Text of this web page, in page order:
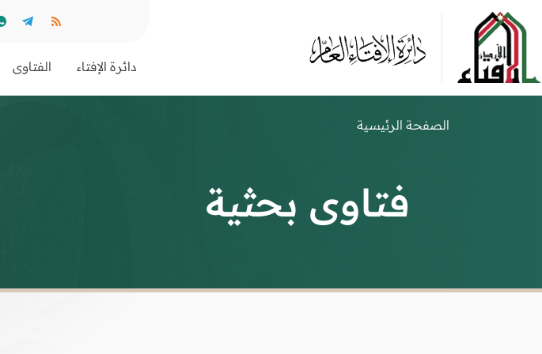
دائرة الإفتاء الفتاوى
الصفحة الرئيسية
فتاوى بحثية